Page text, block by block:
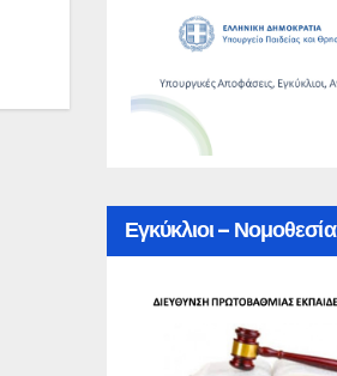
Εγκύκλιοι – Νομοθεσία